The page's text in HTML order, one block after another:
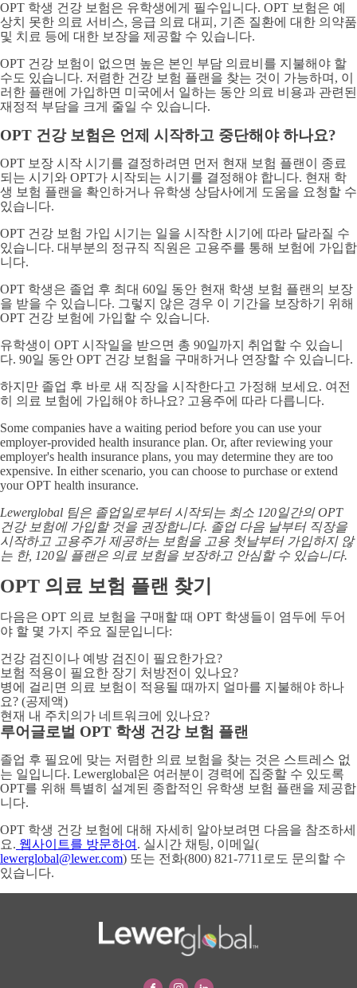
OPT 학생 건강 보험은 유학생에게 필수입니다. OPT 보험은 예
상치 못한 의료 서비스, 응급 의료 대피, 기존 질환에 대한 의약품
및 치료 등에 대한 보장을 제공할 수 있습니다.
OPT 건강 보험이 없으면 높은 본인 부담 의료비를 지불해야 할
수도 있습니다. 저렴한 건강 보험 플랜을 찾는 것이 가능하며, 이
러한 플랜에 가입하면 미국에서 일하는 동안 의료 비용과 관련된
재정적 부담을 크게 줄일 수 있습니다.
OPT 건강 보험은 언제 시작하고 중단해야 하나요?
OPT 보장 시작 시기를 결정하려면 먼저 현재 보험 플랜이 종료
되는 시기와 OPT가 시작되는 시기를 결정해야 합니다. 현재 학
생 보험 플랜을 확인하거나 유학생 상담사에게 도움을 요청할 수
있습니다.
OPT 건강 보험 가입 시기는 일을 시작한 시기에 따라 달라질 수
있습니다. 대부분의 정규직 직원은 고용주를 통해 보험에 가입합
니다.
OPT 학생은 졸업 후 최대 60일 동안 현재 학생 보험 플랜의 보장
을 받을 수 있습니다. 그렇지 않은 경우 이 기간을 보장하기 위해
OPT 건강 보험에 가입할 수 있습니다.
유학생이 OPT 시작일을 받으면 총 90일까지 취업할 수 있습니
다. 90일 동안 OPT 건강 보험을 구매하거나 연장할 수 있습니다.
하지만 졸업 후 바로 새 직장을 시작한다고 가정해 보세요. 여전
히 의료 보험에 가입해야 하나요? 고용주에 따라 다릅니다.
Some companies have a waiting period before you can use your
employer-provided health insurance plan. Or, after reviewing your
employer's health insurance plans, you may determine they are too
expensive. In either scenario, you can choose to purchase or extend
your OPT health insurance.
Lewerglobal 팀은 졸업일로부터 시작되는 최소 120일간의 OPT
건강 보험에 가입할 것을 권장합니다. 졸업 다음 날부터 직장을
시작하고 고용주가 제공하는 보험을 고용 첫날부터 가입하지 않
는 한, 120일 플랜은 의료 보험을 보장하고 안심할 수 있습니다.
OPT 의료 보험 플랜 찾기
다음은 OPT 의료 보험을 구매할 때 OPT 학생들이 염두에 두어
야 할 몇 가지 주요 질문입니다:
건강 검진이나 예방 검진이 필요한가요?
보험 적용이 필요한 장기 처방전이 있나요?
병에 걸리면 의료 보험이 적용될 때까지 얼마를 지불해야 하나
요? (공제액)
현재 내 주치의가 네트워크에 있나요?
루어글로벌 OPT 학생 건강 보험 플랜
졸업 후 필요에 맞는 저렴한 의료 보험을 찾는 것은 스트레스 없
는 일입니다. Lewerglobal은 여러분이 경력에 집중할 수 있도록
OPT를 위해 특별히 설계된 종합적인 유학생 보험 플랜을 제공합
니다.
OPT 학생 건강 보험에 대해 자세히 알아보려면 다음을 참조하세
요. 웹사이트를 방문하여 . 실시간 채팅, 이메일(
lewerglobal@lewer.com) 또는 전화(800) 821-7711로도 문의할 수
있습니다.